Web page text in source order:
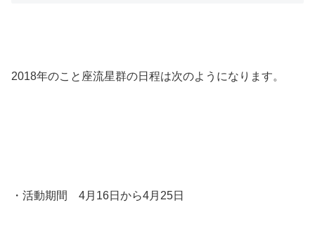
2018年のこと座流星群の日程は次のようになります。
・活動期間 4月16日から4月25日